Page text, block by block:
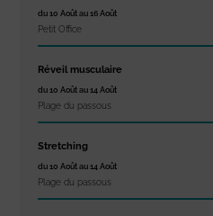
du 10 Août au 16 Août
Petit Office
Réveil musculaire
du 10 Août au 14 Août
Plage du passous
Stretching
du 10 Août au 14 Août
Plage du passous